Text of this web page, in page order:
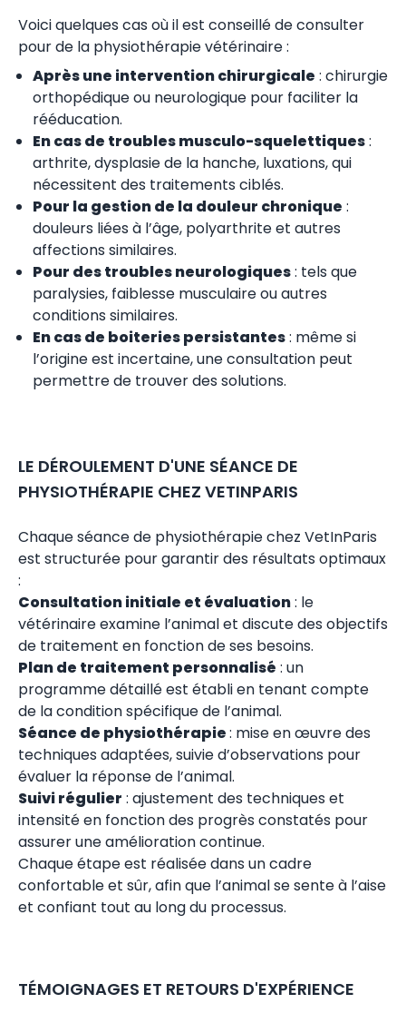
Voici quelques cas où il est conseillé de consulter
pour de la physiothérapie vétérinaire :
Après une intervention chirurgicale : chirurgie
orthopédique ou neurologique pour faciliter la
rééducation.
En cas de troubles musculo-squelettiques:
arthrite, dysplasie de la hanche, luxations, qui
nécessitent des traitements ciblés.
Pour la gestion de la douleur chronique :
douleurs liées à l’âge, polyarthrite et autres
affections similaires.
Pour des troubles neurologiques: tels que
paralysies, faiblesse musculaire ou autres
conditions similaires.
En cas de boiteries persistantes: même si
l’origine est incertaine, une consultation peut
permettre de trouver des solutions.
LE DÉROULEMENT D'UNE SÉANCE DE
PHYSIOTHÉRAPIE CHEZ VETINPARIS
Chaque séance de physiothérapie chez VetInParis
est structurée pour garantir des résultats optimaux
:
Consultation initiale et évaluation: le
vétérinaire examine l’animal et discute des objectifs
de traitement en fonction de ses besoins.
Plan de traitement personnalisé : un
programme détaillé est établi en tenant compte
de la condition spécifique de l’animal.
Séance de physiothérapie: mise en œuvre des
techniques adaptées, suivie d’observations pour
évaluer la réponse de l’animal.
Suivi régulier : ajustement des techniques et
intensité en fonction des progrès constatés pour
assurer une amélioration continue.
Chaque étape est réalisée dans un cadre
confortable et sûr, afin que l’animal se sente à l’aise
et confiant tout au long du processus.
TÉMOIGNAGES ET RETOURS D'EXPÉRIENCE